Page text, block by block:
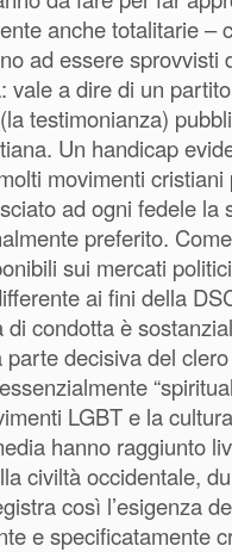
anche totalitarie –
ad essere sprovvisti
vale a dire di un
testimonianza)
Un handicap
movimenti
ad ogni fedele la
preferito.
sui mercati
ai fini della
condotta è
parte decisiva del
LGBT e la
hanno raggiunto
civiltà occidentale,
così l’esigenza
e specificatamente